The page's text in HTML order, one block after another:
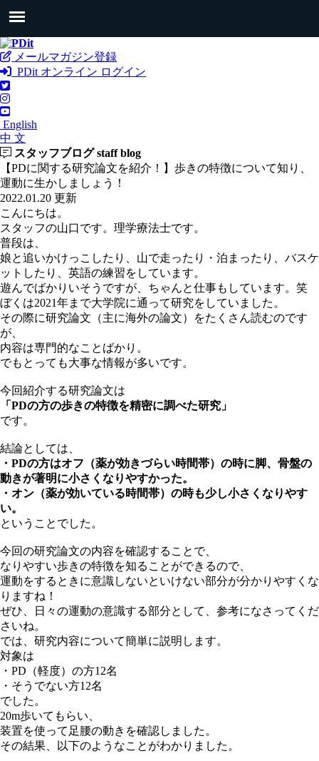
メールマガジン登録
PDit オンライン ログイン
English
中 文
スタッフブログ staff blog
【PDに関する研究論文を紹介！】歩きの特徴について知り、
運動に生かしましょう！
2022.01.20 更新
こんにちは。
スタッフの山口です。理学療法士です。
普段は、
娘と追いかけっこしたり、山で走ったり・泊まったり、バスケ
ットしたり、英語の練習をしています。
遊んでばかりいそうですが、ちゃんと仕事もしています。笑
ぼくは2021年まで大学院に通って研究をしていました。
その際に研究論文（主に海外の論文）をたくさん読むのです
が、
内容は専門的なことばかり。
でもとっても大事な情報が多いです。
今回紹介する研究論文は
「PDの方の歩きの特徴を精密に調べた研究」
です。
結論としては、
・PDの方はオフ（薬が効きづらい時間帯）の時に脚、骨盤の
動きが著明に小さくなりやすかった。
・オン（薬が効いている時間帯）の時も少し小さくなりやす
い。
ということでした。
今回の研究論文の内容を確認することで、
なりやすい歩きの特徴を知ることができるので、
運動をするときに意識しないといけない部分が分かりやすくな
りますね！
ぜひ、日々の運動の意識する部分として、参考になさってくだ
さいね。
では、研究内容について簡単に説明します。
対象は
・PD（軽度）の方12名
・そうでない方12名
でした。
20m歩いてもらい、
装置を使って足腰の動きを確認しました。
その結果、以下のようなことがわかりました。